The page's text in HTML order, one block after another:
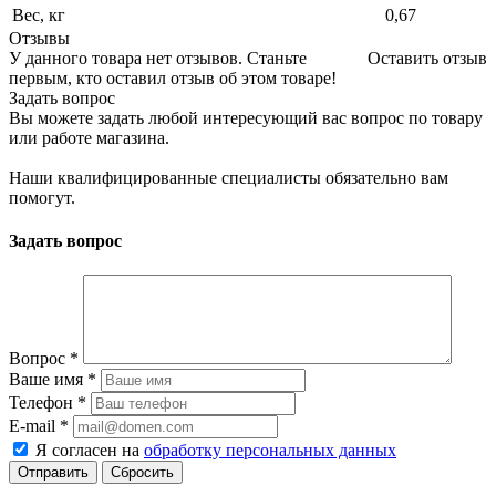
Вес, кг
0,67
Отзывы
Оставить отзыв
У данного товара нет отзывов. Станьте
первым, кто оставил отзыв об этом товаре!
Задать вопрос
Вы можете задать любой интересующий вас вопрос по товару
или работе магазина.
Наши квалифицированные специалисты обязательно вам
помогут.
Задать вопрос
Вопрос *
Ваше имя *
Телефон *
E-mail *
Я согласен на обработку персональных данных
Сбросить